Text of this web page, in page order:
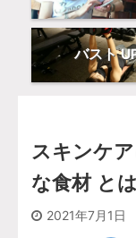
バスト
スキンケ
な食材 と
2021年7月1日